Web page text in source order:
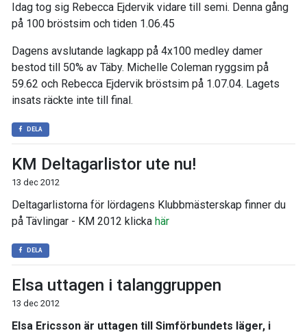
Idag tog sig Rebecca Ejdervik vidare till semi. Denna gång
på 100 bröstsim och tiden 1.06.45
Dagens avslutande lagkapp på 4x100 medley damer
bestod till 50% av Täby. Michelle Coleman ryggsim på
59.62 och Rebecca Ejdervik bröstsim på 1.07.04. Lagets
insats räckte inte till final.
DELA
KM Deltagarlistor ute nu!
13 dec 2012
Deltagarlistorna för lördagens Klubbmästerskap finner du
på Tävlingar - KM 2012 klicka här
DELA
Elsa uttagen i talanggruppen
13 dec 2012
Elsa Ericsson är uttagen till Simförbundets läger, i